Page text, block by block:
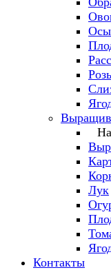
Лук
Контакты